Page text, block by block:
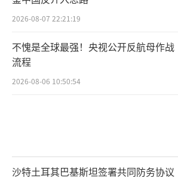
2026-08-07 22:21:19
不愧是全球最强！央视公开反航母作战
流程
2026-08-06 10:50:54
沙特土耳其巴基斯坦签署共同防务协议